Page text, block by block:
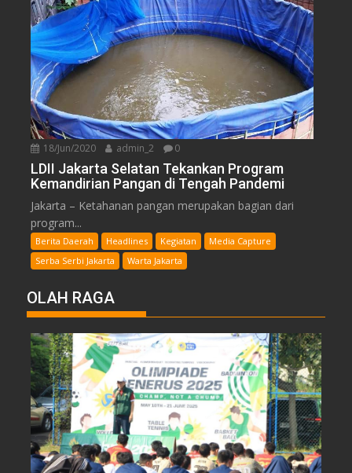
18/Jun/2020 admin_2 0
LDII Jakarta Selatan Tekankan Program
Kemandirian Pangan di Tengah Pandemi
Jakarta – Ketahanan pangan merupakan bagian dari
program...
Berita Daerah Headlines Kegiatan
Media Capture
Serba Serbi Jakarta
Warta Jakarta
OLAH RAGA